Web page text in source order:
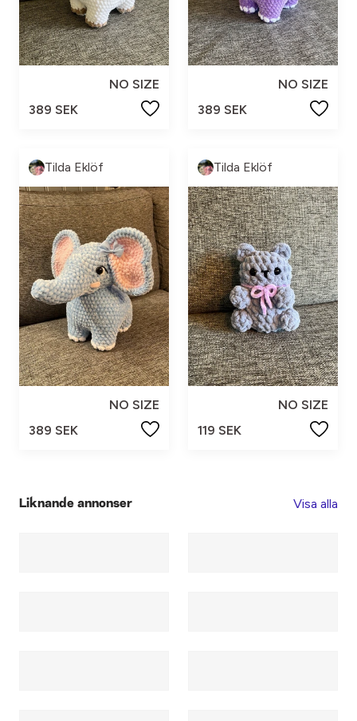
NO SIZE
389 SEK
NO SIZE
389 SEK
Tilda Eklöf
NO SIZE
389 SEK
Tilda Eklöf
NO SIZE
119 SEK
Liknande annonser Visa alla